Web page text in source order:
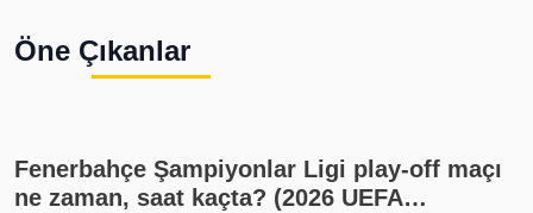
Öne Çıkanlar
Fenerbahçe Şampiyonlar Ligi play-off maçı
ne zaman, saat kaçta? (2026 UEFA